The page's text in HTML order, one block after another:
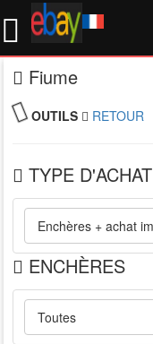
Fiume
OUTILS RETOUR
TYPE D'ACHAT
ENCHÈRES